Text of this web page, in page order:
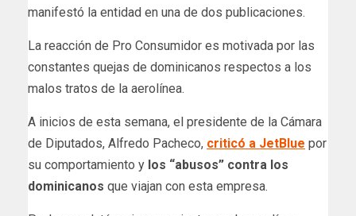
manifestó la entidad en una de dos publicaciones.
La reacción de Pro Consumidor es motivada por las
constantes quejas de dominicanos respectos a los
malos tratos de la aerolínea.
A inicios de esta semana, el presidente de la Cámara
de Diputados, Alfredo Pacheco, criticó a JetBlue por
su comportamiento y los “abusos” contra los
dominicanos que viajan con esta empresa.